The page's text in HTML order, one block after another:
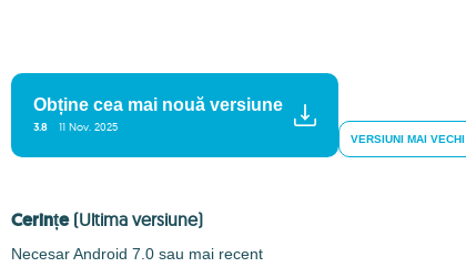
Obține cea mai nouă versiune
3.8 11 Nov. 2025
VERSIUNI MAI VECHI
Cerințe (Ultima versiune)
Necesar Android 7.0 sau mai recent